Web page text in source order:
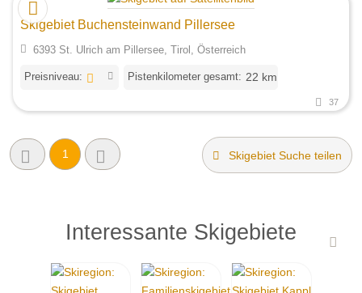
Skigebiet Buchensteinwand Pillersee
6393 St. Ulrich am Pillersee, Tirol, Österreich
Preisniveau: Pistenkilometer gesamt: 22 km
37
1 Skigebiet Suche teilen
Interessante Skigebiete